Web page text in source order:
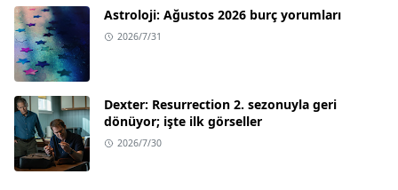
Astroloji: Ağustos 2026 burç yorumları
2026/7/31
Dexter: Resurrection 2. sezonuyla geri
dönüyor; işte ilk görseller
2026/7/30